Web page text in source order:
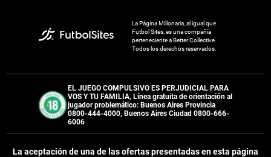
La Página Millonaria, al igual que
Futbol Sites, es una compañía
perteneciente a Better Collective.
Todos los derechos reservados.
EL JUEGO COMPULSIVO ES PERJUDICIAL PARA
VOS Y TU FAMILIA, Línea gratuita de orientación al
jugador problemático: Buenos Aires Provincia
0800-444-4000, Buenos Aires Ciudad 0800-666-
6006
La aceptación de una de las ofertas presentadas en esta página